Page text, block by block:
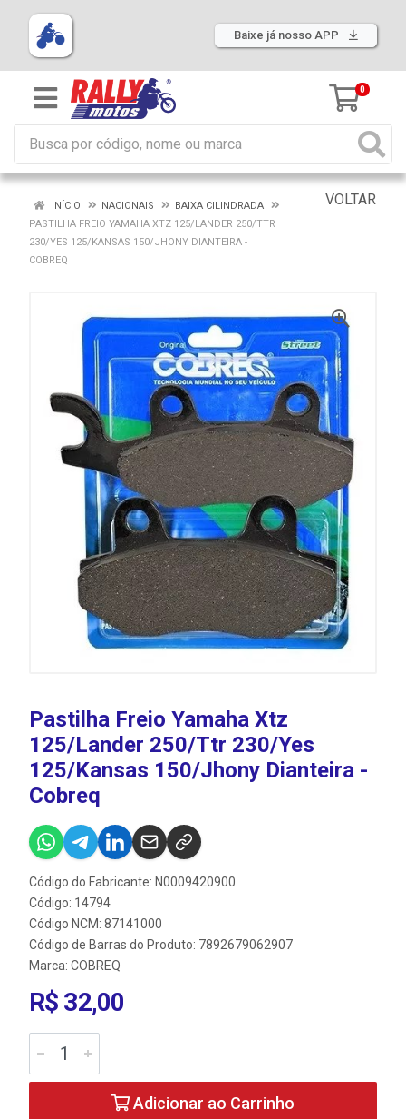
Baixe já nosso APP
0
VOLTAR
INÍCIO NACIONAIS
BAIXA CILINDRADA
PASTILHA FREIO YAMAHA XTZ 125/LANDER 250/TTR
230/YES 125/KANSAS 150/JHONY DIANTEIRA -
COBREQ
Pastilha Freio Yamaha Xtz
125/Lander 250/Ttr 230/Yes
125/Kansas 150/Jhony Dianteira -
Cobreq
Código do Fabricante: N0009420900
Código: 14794
Código NCM: 87141000
Código de Barras do Produto: 7892679062907
Marca: COBREQ
R$ 32,00
Adicionar ao Carrinho